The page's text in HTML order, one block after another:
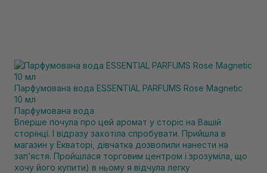
Парфумована вода ESSENTIAL PARFUMS Rose Magnetic
10 мл
Парфумована вода
Вперше почула про цей аромат у сторіс на Вашій
сторінці. І відразу захотіла спробувати. Прийшла в
магазин у Екваторі, дівчатка дозволили нанести на
запʼястя. Пройшлася торговим центром і зрозуміла, що
хочу його купити) в ньому я відчула легку